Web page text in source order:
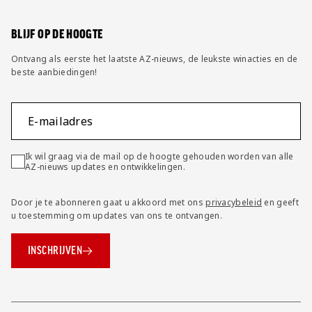
BLIJF OP DE HOOGTE
Ontvang als eerste het laatste AZ-nieuws, de leukste winacties en de
beste aanbiedingen!
E-mailadres
Ik wil graag via de mail op de hoogte gehouden worden van alle
AZ-nieuws updates en ontwikkelingen.
Door je te abonneren gaat u akkoord met onsprivacybeleid en geeft
u toestemming om updates van ons te ontvangen.
INSCHRIJVEN